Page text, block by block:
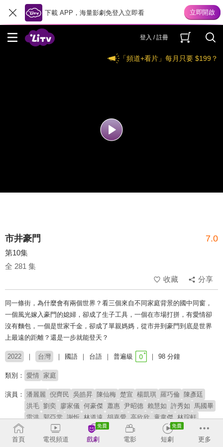
下載 APP，海量影劇免登入立即看
登入 / 註冊
「頻道+看片」每月只要 $199？
市井豪門 7.0
第10集
全 281 集
收藏
分享
同一條街，為什麼會有兩個世界？看三個來自不同家庭背景的國中同窗，
一個風光嫁入豪門的媳婦，卻成了生子工具，一個在市場打拼，有愛情卻
沒有麵包，一個是世家千金，卻成了單親媽媽，從市井到豪門到底是世界
上最遠的距離？還是一步就能登天？
2022 台灣 國語 台語 普遍級 98 分鐘
類別： 愛情 家庭
演員： 潘麗麗 倪齊民 吳皓昇 陳仙梅 楚宣 楊凱琪 羅巧倫 陳彥廷
洪毛 劉奕 廖家儀 何豪傑 蕭惠 尹昭德 賴慧如 許秀如 馬國畢
雷洪 郭亞棠 謝忻 林道遠 胡嘉愛 高欣欣 童韋傑 林琮軒
胡恩寧
首頁 電視頻道 戲劇 電影 短劇 更多